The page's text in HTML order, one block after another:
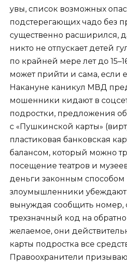
увы, список возможных
подстерегающих чадо без
существенно расширился,
никто не отпускает детей
по крайней мере лет до
может прийти и сама, если
Накануне каникул МВД
мошенники кидают в
подростки, предложения
с «Пушкинской карты»
пластиковая банковская
балансом, который можно
посещение театров и
деньги законным способом
злоумышленники убеждают
вынуждая сообщить номер,
трехзначный код на
желаемое, они
карты подростка все
Правоохранители